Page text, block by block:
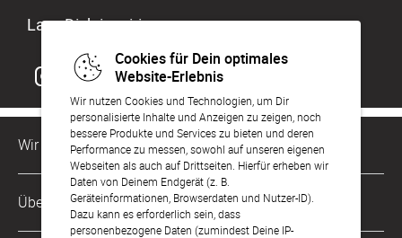
Cookies für Dein optimales
Website-Erlebnis
Wir nutzen Cookies und Technologien, um Dir
personalisierte Inhalte und Anzeigen zu zeigen, noch
bessere Produkte und Services zu bieten und deren
Performance zu messen, sowohl auf unseren eigenen
Webseiten als auch auf Drittseiten. Hierfür erheben wir
Daten von Deinem Endgerät (z. B.
Geräteinformationen, Browserdaten und Nutzer-ID).
Dazu kann es erforderlich sein, dass
personenbezogene Daten (zumindest Deine IP-
Lass Dich inspirieren
Wir sind für Dich da
Kundenservice-Hotline
0049 221 956 725 10
Mo. - Fr. von 9 bis 17 Uhr
Über Uns